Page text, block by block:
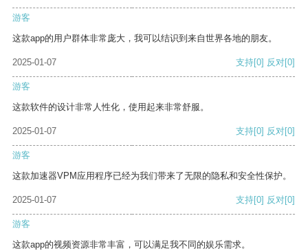
游客
这款app的用户群体非常庞大，我可以结识到来自世界各地的朋友。
2025-01-07 支持[0] 反对[0]
游客
这款软件的设计非常人性化，使用起来非常舒服。
2025-01-07 支持[0] 反对[0]
游客
这款加速器VPM应用程序已经为我们带来了无限的隐私和安全性保护。
2025-01-07 支持[0] 反对[0]
游客
这款app的视频资源非常丰富，可以满足我不同的娱乐需求。